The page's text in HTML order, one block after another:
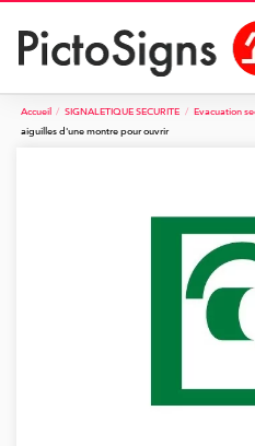
Accueil SIGNALETIQUE SECURITE Evacuation
aiguilles d'une montre pour ouvrir